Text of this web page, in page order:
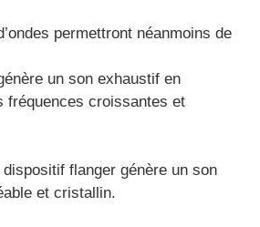
permettront néanmoins de
un son exhaustif en
fréquences croissantes et
dispositif flanger génère un son
et cristallin.